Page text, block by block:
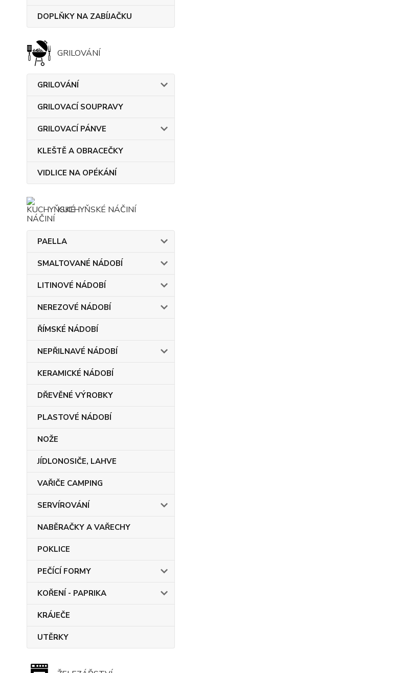
DOPLŇKY NA ZABÍJAČKU
GRILOVÁNÍ
GRILOVÁNÍ
GRILOVACÍ SOUPRAVY
GRILOVACÍ PÁNVE
KLEŠTĚ A OBRACEČKY
VIDLICE NA OPÉKÁNÍ
KUCHYŇSKÉ NÁČINÍ
PAELLA
SMALTOVANÉ NÁDOBÍ
LITINOVÉ NÁDOBÍ
NEREZOVÉ NÁDOBÍ
ŘÍMSKÉ NÁDOBÍ
NEPŘILNAVÉ NÁDOBÍ
KERAMICKÉ NÁDOBÍ
DŘEVĚNÉ VÝROBKY
PLASTOVÉ NÁDOBÍ
NOŽE
JÍDLONOSIČE, LAHVE
VAŘIČE CAMPING
SERVÍROVÁNÍ
NABĚRAČKY A VAŘECHY
POKLICE
PEČÍCÍ FORMY
KOŘENÍ - PAPRIKA
KRÁJEČE
UTĚRKY